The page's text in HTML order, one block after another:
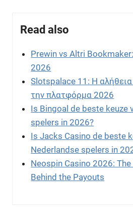
Read also
Prewin vs Altri
2026
Slotspalace 11: Η αλήθεια
την πλατφόρμα 2026
Is Bingoal de beste keuze
spelers in 2026?
Is Jacks Casino de beste
Nederlandse spelers in
Neospin Casino 2026:
Behind the Payouts